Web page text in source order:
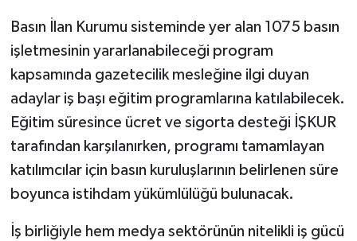
Basın İlan Kurumu sisteminde yer alan 1075 basın
işletmesinin yararlanabileceği program
kapsamında gazetecilik mesleğine ilgi duyan
adaylar iş başı eğitim programlarına katılabilecek.
Eğitim süresince ücret ve sigorta desteği İŞKUR
tarafından karşılanırken, programı tamamlayan
katılımcılar için basın kuruluşlarının belirlenen süre
boyunca istihdam yükümlülüğü bulunacak.
İş birliğiyle hem medya sektörünün nitelikli iş gücü